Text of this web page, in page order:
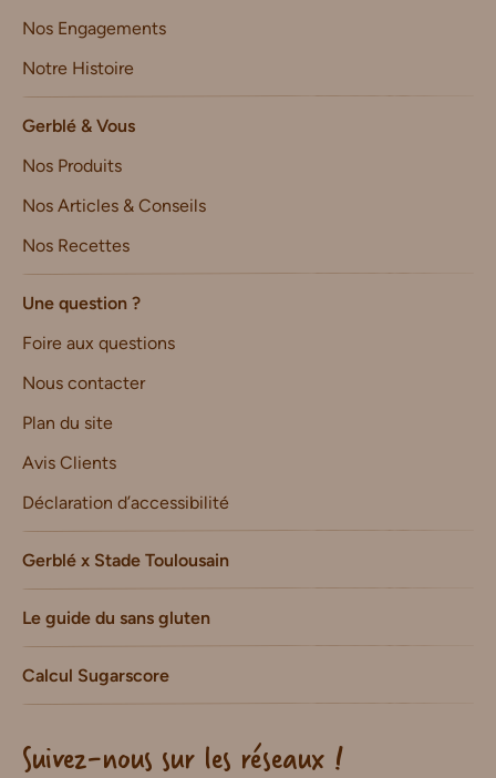
Nos Engagements
Notre Histoire
Gerblé & Vous
Nos Produits
Nos Articles & Conseils
Nos Recettes
Une question ?
Foire aux questions
Nous contacter
Plan du site
Avis Clients
Déclaration d’accessibilité
Gerblé x Stade Toulousain
Le guide du sans gluten
Calcul Sugarscore
Suivez-nous sur les réseaux !